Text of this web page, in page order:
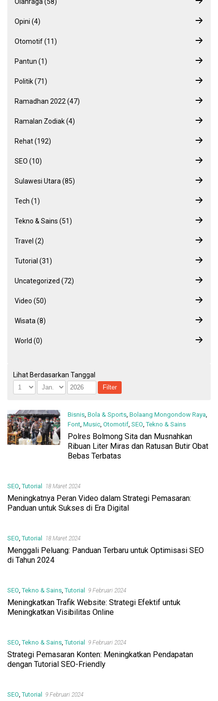
Opini (4)
Otomotif (11)
Pantun (1)
Politik (71)
Ramadhan 2022 (47)
Ramalan Zodiak (4)
Rehat (192)
SEO (10)
Sulawesi Utara (85)
Tech (1)
Tekno & Sains (51)
Travel (2)
Tutorial (31)
Uncategorized (72)
Video (50)
Wisata (8)
World (0)
Lihat Berdasarkan Tanggal
Bisnis, Bola & Sports, Bolaang Mongondow Raya
Font, Music, Otomotif, SEO ,Tekno & Sains
20 Desember 2024
Polres Bolmong Sita dan Musnahkan
Ribuan Liter Miras dan Ratusan Butir Obat
Bebas Terbatas
SEO ,Tutorial 18 Maret 2024
Meningkatnya Peran Video dalam Strategi Pemasaran:
Panduan untuk Sukses di Era Digital
SEO ,Tutorial 18 Maret 2024
Menggali Peluang: Panduan Terbaru untuk Optimisasi SEO
di Tahun 2024
SEO ,Tekno & Sains ,Tutorial 9 Februari 2024
Meningkatkan Trafik Website: Strategi Efektif untuk
Meningkatkan Visibilitas Online
SEO ,Tekno & Sains ,Tutorial 9 Februari 2024
Strategi Pemasaran Konten: Meningkatkan Pendapatan
dengan Tutorial SEO-Friendly
SEO ,Tutorial 9 Februari 2024